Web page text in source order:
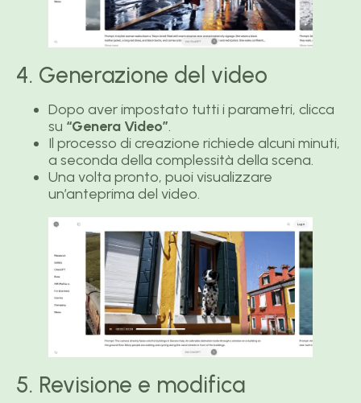
4. Generazione del video
Dopo aver impostato tutti i parametri, clicca
su “Genera Video”.
Il processo di creazione richiede alcuni minuti,
a seconda della complessità della scena.
Una volta pronto, puoi visualizzare
un’anteprima del video.
5. Revisione e modifica